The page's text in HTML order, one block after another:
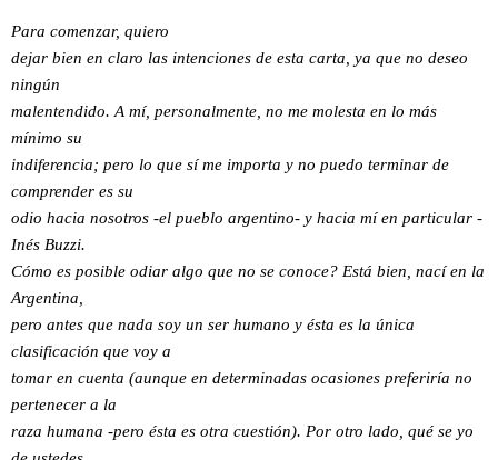
Para comenzar, quiero
dejar bien en claro las intenciones de esta carta, ya que no deseo
ningún
malentendido. A mí, personalmente, no me molesta en lo más
mínimo su
indiferencia; pero lo que sí me importa y no puedo terminar de
comprender es su
odio hacia nosotros -el pueblo argentino- y hacia mí en particular -
Inés Buzzi.
Cómo es posible odiar algo que no se conoce? Está bien, nací en la
Argentina,
pero antes que nada soy un ser humano y ésta es la única
clasificación que voy a
tomar en cuenta (aunque en determinadas ocasiones preferiría no
pertenecer a la
raza humana -pero ésta es otra cuestión). Por otro lado, qué se yo